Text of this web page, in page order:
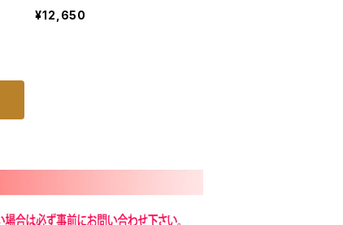
ブレーキローター＆パットセッ
ト(ディスクパッド ＣＡＣ/専用
¥12,650